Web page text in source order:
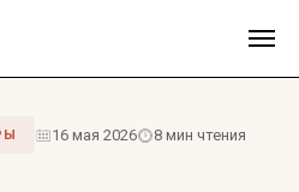
16 мая 2026 8 мин чтения